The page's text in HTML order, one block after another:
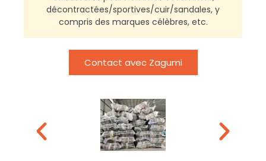
décontractées/sportives/cuir/sandales, y
compris des marques célèbres, etc.
Contact avec Zagumi